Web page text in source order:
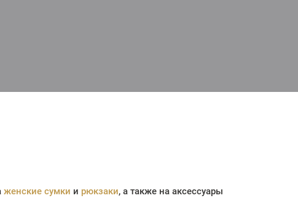
женские сумки и рюкзаки, а также на аксессуары